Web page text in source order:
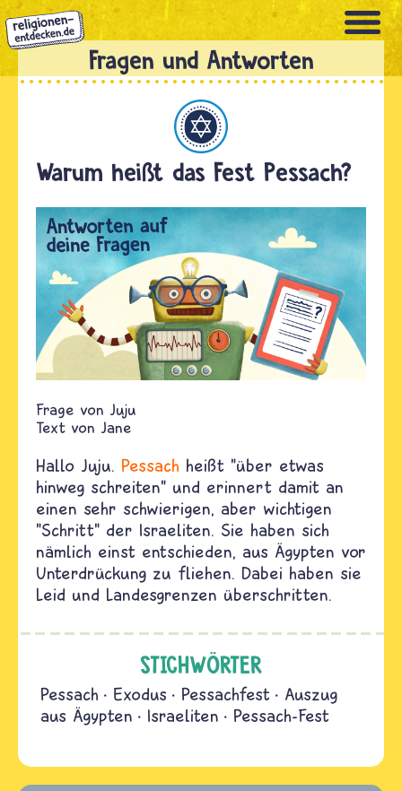
Direkt
zum
Inhalt
Warum heißt das Fest Pessach?
Juju
Text von Jane
Hallo Juju. Pessach heißt "über etwas
hinweg schreiten" und erinnert damit an
einen sehr schwierigen, aber wichtigen
"Schritt" der Israeliten. Sie haben sich
nämlich einst entschieden, aus Ägypten vor
Unterdrückung zu fliehen. Dabei haben sie
Leid und Landesgrenzen überschritten.
STICHWÖRTER
Pessach Exodus Pessachfest
Auszug
aus Ägypten
Israeliten Pessach-Fest